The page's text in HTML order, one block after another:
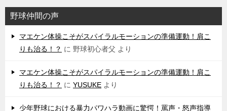
野球仲間の声
マエケン体操こそがスパイラルモーションの準備運動！肩こ
りも治る！？ に 野球初心者父 より
マエケン体操こそがスパイラルモーションの準備運動！肩こ
りも治る！？ に YUSUKE より
少年野球における暴力パワハラ動画に驚愕！罵声・怒声指導